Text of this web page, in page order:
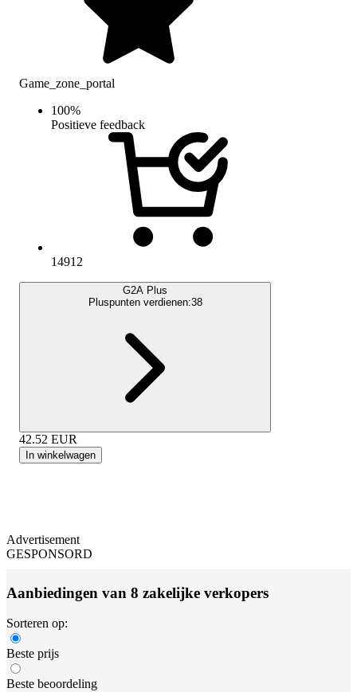
Game_zone_portal
100%
Positieve feedback
14912
G2A Plus
Pluspunten verdienen:38
42.52 EUR
In winkelwagen
Advertisement
GESPONSORD
Aanbiedingen van 8 zakelijke verkopers
Sorteren op:
Beste prijs
Beste beoordeling